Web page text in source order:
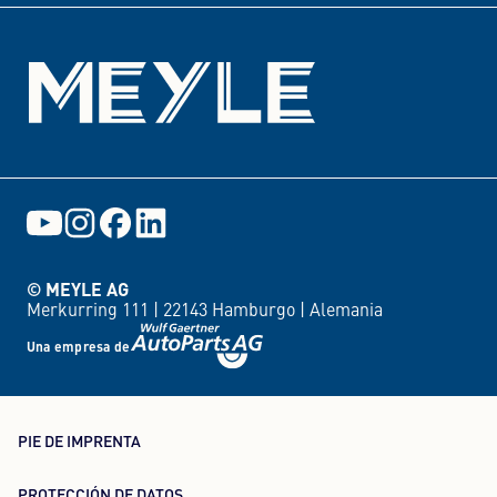
© MEYLE AG
Merkurring 111 | 22143 Hamburgo | Alemania
Una empresa de
PIE DE IMPRENTA